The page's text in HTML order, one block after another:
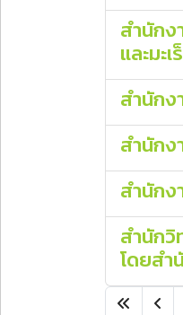
สำนัก
และมะ
สำนัก
สำนักง
สำนัก
สำนักวิ
โดยส